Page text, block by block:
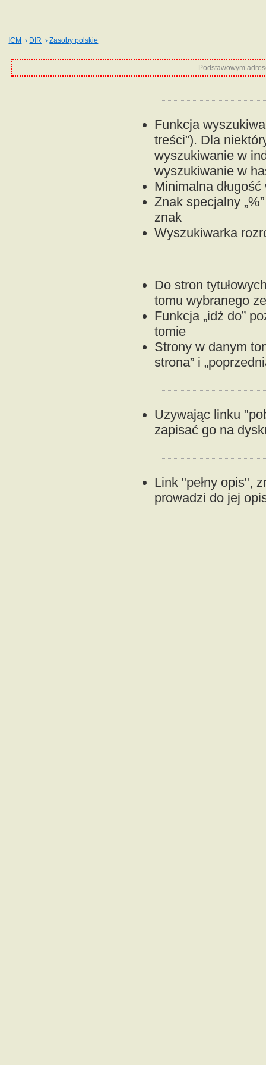
ICM › DIR ›Zasoby polskie
Podstawowym
Funkcja
treści”). Dla
wyszukiwanie w
wyszukiwanie w
Minimalna
Znak specjalny
znak
Wyszukiwarka
Do stron
tomu wybranego
Funkcja „idź do”
tomie
Strony w danym
strona” i
Uzywając linku
zapisać go na
Link "pełny opis",
prowadzi do jej